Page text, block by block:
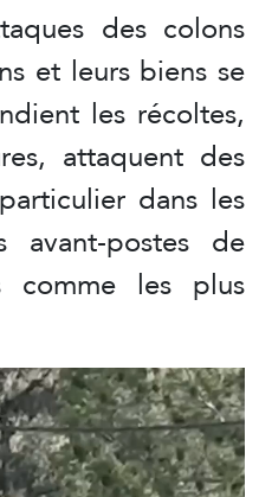
des colons
et leurs biens se
les récoltes,
attaquent des
dans les
avant-postes de
comme les plus